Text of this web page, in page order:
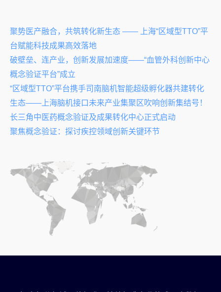
聚势医产融合，共筑转化新生态 —— 上海“区域型TTO”平
台赋能科技成果高效落地
破壁垒、连产业，创新发展加速度——“血管外科创新中心
概念验证平台”成立
“区域型TTO”平台携手司南脑机智能超级孵化器共建转化
生态——上海脑机接口未来产业集聚区吹响创新集结号！
长三角中医药概念验证及成果转化中心正式启动
聚焦概念验证：探讨疾控领域创新关键环节